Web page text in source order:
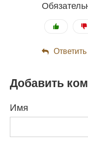
Ответить
Добавить
Имя